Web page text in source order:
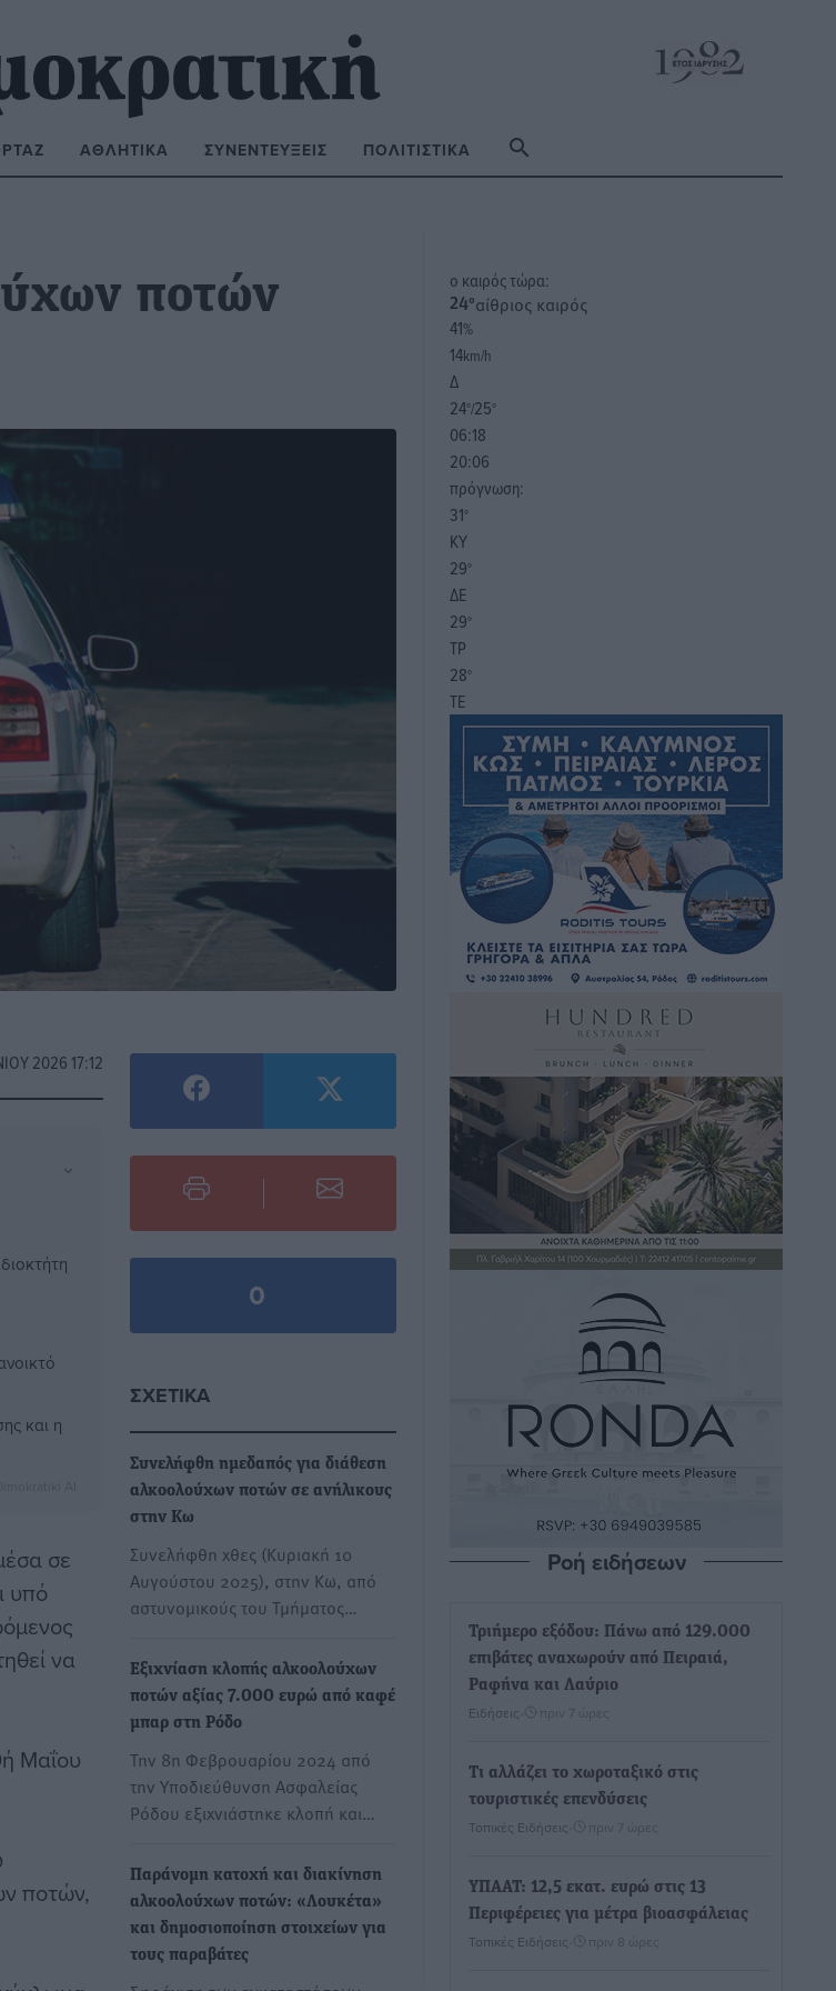
ΑΘΛΗΤΙΚΆ ΣΥΝΕΝΤΕΎΞΕΙΣ ΠΟΛΙΤΙΣΤΙΚΆ
ποτών
2026 17:12
⌄
και η
σε
υπό
να
Μαΐου
ποτών,
0
ΣΧΕΤΙΚΆ
Συνελήφθη ημεδαπός για διάθεση
αλκοολούχων ποτών σε ανήλικους
στην Κω
Συνελήφθη χθες (Κυριακή 10
Αυγούστου 2025), στην Κω, από
αστυνομικούς του Τμήματος…
Εξιχνίαση κλοπής αλκοολούχων
ποτών αξίας 7.000 ευρώ από καφέ
μπαρ στη Ρόδο
Την 8η Φεβρουαρίου 2024 από
την Υποδιεύθυνση Ασφαλείας
Ρόδου εξιχνιάστηκε κλοπή και…
Παράνομη κατοχή και διακίνηση
αλκοολούχων ποτών: «Λουκέτα»
και δημοσιοποίηση στοιχείων για
τους παραβάτες
o καιρός τώρα:
24°αίθριος καιρός
41%
14km/h
Δ
24°/25°
06:18
20:06
πρόγνωση:
31°
ΚΥ
29°
ΔΕ
29°
ΤΡ
28°
ΤΕ
Ροή ειδήσεων
Τριήμερο εξόδου: Πάνω από 129.000
επιβάτες αναχωρούν από Πειραιά,
Ραφήνα και Λαύριο
Ειδήσεις πριν 7 ώρες
Τι αλλάζει το χωροταξικό στις
τουριστικές επενδύσεις
Τοπικές Ειδήσεις πριν 7 ώρες
ΥΠΑΑΤ: 12,5 εκατ. ευρώ στις 13
Περιφέρειες για μέτρα βιοασφάλειας
Τοπικές Ειδήσεις πριν 8 ώρες